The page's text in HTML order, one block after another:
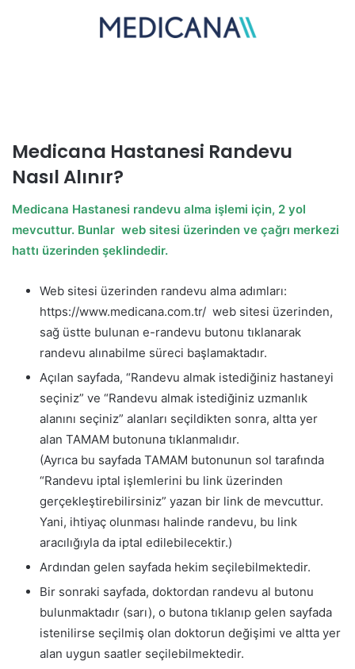
Medicana Hastanesi Randevu
Nasıl Alınır?
Medicana Hastanesi randevu alma işlemi için, 2 yol
mevcuttur. Bunlar web sitesi üzerinden ve çağrı merkezi
hattı üzerinden şeklindedir.
Web sitesi üzerinden randevu alma adımları:
https://www.medicana.com.tr/ web sitesi üzerinden,
sağ üstte bulunan e-randevu butonu tıklanarak
randevu alınabilme süreci başlamaktadır.
Açılan sayfada, “Randevu almak istediğiniz hastaneyi
seçiniz” ve “Randevu almak istediğiniz uzmanlık
alanını seçiniz” alanları seçildikten sonra, altta yer
alan TAMAM butonuna tıklanmalıdır.
(Ayrıca bu sayfada TAMAM butonunun sol tarafında
“Randevu iptal işlemlerini bu link üzerinden
gerçekleştirebilirsiniz” yazan bir link de mevcuttur.
Yani, ihtiyaç olunması halinde randevu, bu link
aracılığıyla da iptal edilebilecektir.)
Ardından gelen sayfada hekim seçilebilmektedir.
Bir sonraki sayfada, doktordan randevu al butonu
bulunmaktadır (sarı), o butona tıklanıp gelen sayfada
istenilirse seçilmiş olan doktorun değişimi ve altta yer
alan uygun saatler seçilebilmektedir.